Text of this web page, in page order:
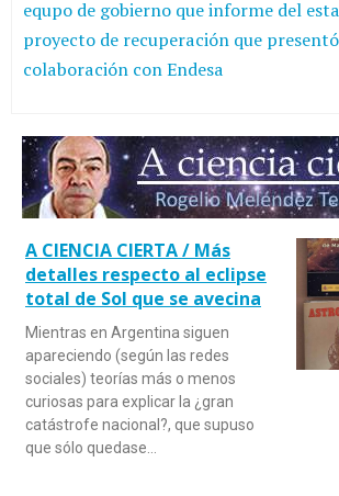
equpo de gobierno que informe del
proyecto de recuperación que
colaboración con Endesa
A CIENCIA CIERTA / Más
detalles respecto al eclipse
total de Sol que se avecina
Mientras en Argentina siguen
apareciendo (según las redes
sociales) teorías más o menos
curiosas para explicar la ¿gran
catástrofe nacional?, que supuso
que sólo quedase…